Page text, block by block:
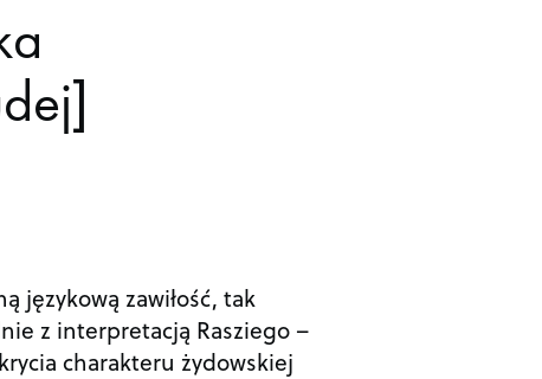
językową zawiłość, tak
z interpretacją Rasziego –
charakteru żydowskiej